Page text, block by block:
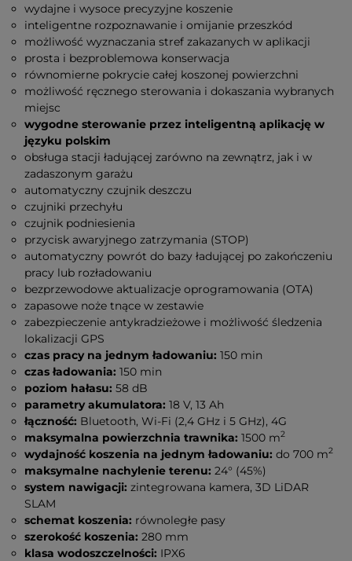
wydajne i wysoce precyzyjne koszenie
inteligentne rozpoznawanie i omijanie przeszkód
możliwość wyznaczania stref zakazanych w aplikacji
prosta i bezproblemowa konserwacja
równomierne pokrycie całej koszonej powierzchni
możliwość ręcznego sterowania i dokaszania wybranych
miejsc
wygodne sterowanie przez inteligentną aplikację w
języku polskim
obsługa stacji ładującej zarówno na zewnątrz, jak i w
zadaszonym garażu
automatyczny czujnik deszczu
czujniki przechyłu
czujnik podniesienia
przycisk awaryjnego zatrzymania (STOP)
automatyczny powrót do bazy ładującej po zakończeniu
pracy lub rozładowaniu
bezprzewodowe aktualizacje oprogramowania (OTA)
zapasowe noże tnące w zestawie
zabezpieczenie antykradzieżowe i możliwość śledzenia
lokalizacji GPS
czas pracy na jednym ładowaniu: 150 min
czas ładowania:150 min
poziom hałasu: 58 dB
parametry akumulatora:18 V, 13 Ah
łączność: Bluetooth, Wi-Fi (2,4 GHz i 5 GHz), 4G
maksymalna powierzchnia trawnika: 1500 m2
wydajność koszenia na jednym ładowaniu:do 700 m2
maksymalne nachylenie terenu:24° (45%)
system nawigacji: zintegrowana kamera, 3D LiDAR
SLAM
schemat koszenia: równoległe pasy
szerokość koszenia: 280 mm
klasa wodoszczelności: IPX6